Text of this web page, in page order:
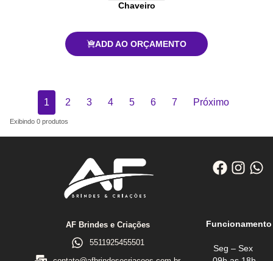
Exibindo 0 produtos
Chaveiro
ADD AO ORÇAMENTO
1 2 3 4 5 6 7 Próximo
AF Brindes e Criações
5511925455501
Funcionamento
Seg – Sex